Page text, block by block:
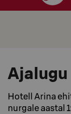
Ajalugu
Hotell Arina
nurgale aastal